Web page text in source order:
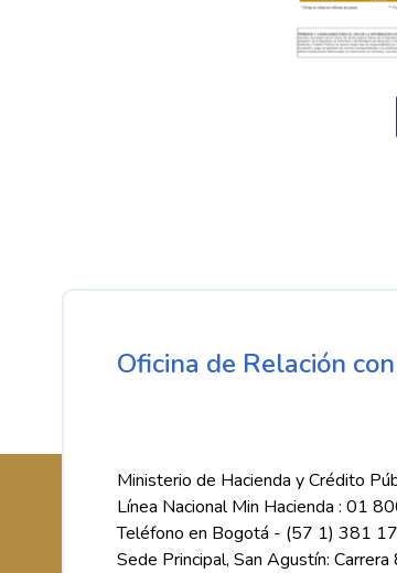
Oficina de Relación
Ministerio de Hacienda y Crédito
Línea Nacional Min Hacienda : 01
Teléfono en Bogotá - (57 1) 381
Sede Principal, San Agustín: